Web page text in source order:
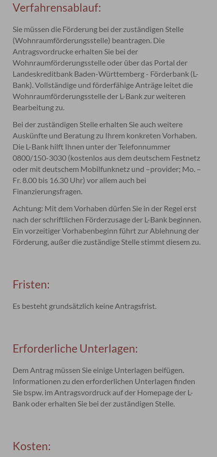
Verfahrensablauf:
Sie müssen die Förderung bei der zuständigen Stelle
(Wohnraumförderungsstelle) beantragen. Die
Antragsvordrucke erhalten Sie bei der
Wohnraumförderungsstelle oder über das Portal der
Landeskreditbank Baden-Württemberg - Förderbank (L-
Bank).Vollständige und förderfähige Anträge leitet die
Wohnraumförderungsstelle der L-Bank zur weiteren
Bearbeitung zu.
Bei der zuständigen Stelle erhalten Sie auch weitere
Auskünfte und Beratung zu Ihrem konkreten Vorhaben.
Die L-Bank hilft Ihnen unter der Telefonnummer
0800/150-3030 (kostenlos aus dem deutschem Festnetz
oder mit deutschem Mobilfunknetz und –provider; Mo. –
Fr. 8.00 bis 16.30 Uhr) vor allem auch bei
Finanzierungsfragen.
Achtung: Mit dem Vorhaben dürfen Sie in der Regel erst
nach der schriftlichen Förderzusage der L-Bank beginnen.
Ein vorzeitiger Vorhabenbeginn führt zur Ablehnung der
Förderung, außer die zuständige Stelle stimmt diesem zu.
Fristen:
Es besteht grundsätzlich keine Antragsfrist.
Erforderliche Unterlagen:
Dem Antrag müssen Sie einige Unterlagen beifügen.
Informationen zu den erforderlichen Unterlagen finden
Sie bspw. im Antragsvordruck auf der Homepage der L-
Bank odererhalten Sie bei der zuständigen Stelle.
Kosten: